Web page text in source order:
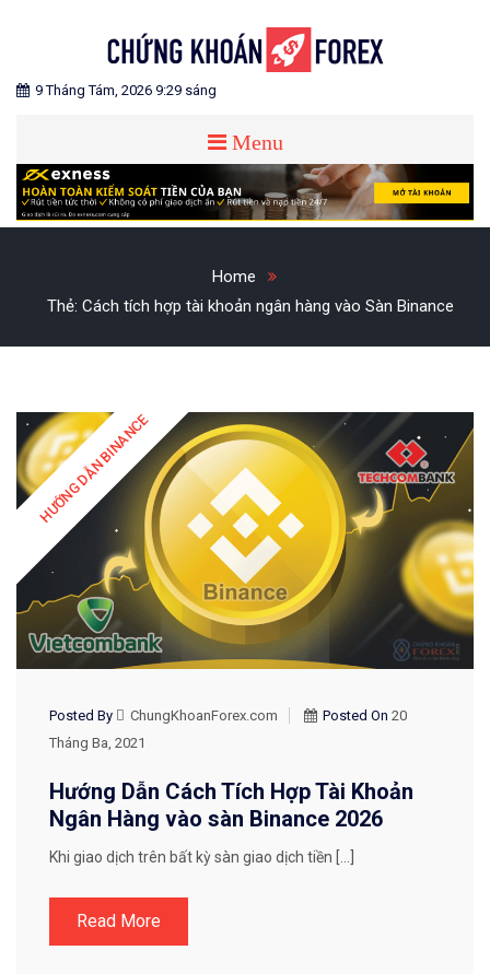
CHỨNG KHOÁN FOREX
Blog chia sẻ về Chứng Khoán và Forex
9 Tháng Tám, 2026 9:29 sáng
Menu
Home
Thẻ: Cách tích hợp tài khoản ngân hàng vào Sàn Binance
HƯỚNG DẪN BINANCE
Posted By ChungKhoanForex.com Posted On 20
Tháng Ba, 2021
Hướng Dẫn Cách Tích Hợp Tài Khoản
Ngân Hàng vào sàn Binance 2026
Khi giao dịch trên bất kỳ sàn giao dịch tiền […]
Read More